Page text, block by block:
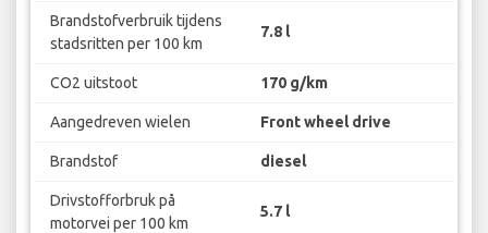
Brandstofverbruik tijdens
stadsritten per 100 km
7.8 l
CO2 uitstoot 170 g/km
Aangedreven wielen Front wheel drive
Brandstof diesel
Drivstofforbruk på
motorvei per 100 km
5.7 l